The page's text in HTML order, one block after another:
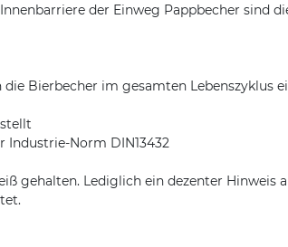
der Einweg Pappbecher sind
Bierbecher im gesamten Lebenszyklus
Norm DIN13432
gehalten. Lediglich ein dezenter